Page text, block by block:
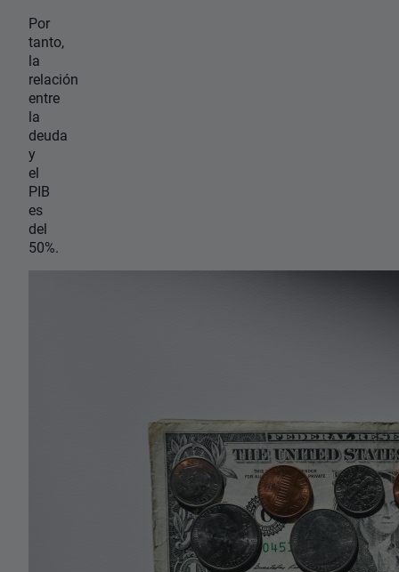
Por
tanto,
la
relación
entre
la
deuda
y
el
PIB
es
del
50%.